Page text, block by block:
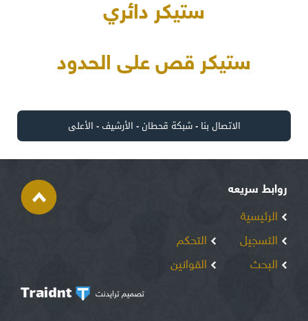
ستيكر دائري
ستيكر قص على الحدود
الاتصال بنا -شبكة قحطان- الأرشيف- الأعلى
روابط سريعه
الرئيسية
التسجيل
البحث
التحكم
القوانين